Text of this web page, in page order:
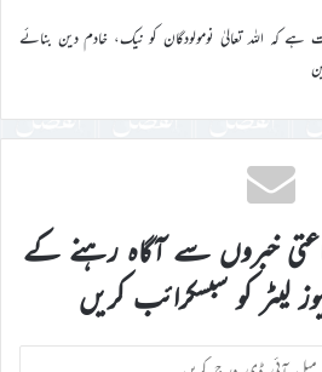
کہ اللہ تعالیٰ نومولودگان کو نیک، خادم دین بنائے
خبروں سے آگاہ رہنے کے
لیٹر کو سبسکرائب کریں